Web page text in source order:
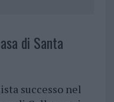
di Santa
successo nel